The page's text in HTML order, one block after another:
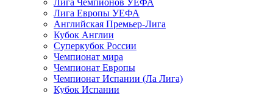
Лига Чемпионов УЕФА
Лига Европы УЕФА
Английская Премьер-Лига
Кубок Англии
Суперкубок России
Чемпионат мира
Чемпионат Европы
Чемпионат Испании (Ла Лига)
Кубок Испании